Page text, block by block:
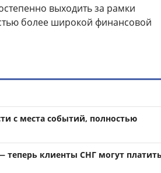
выходить за рамки
более широкой финансовой
с места событий, полностью
теперь клиенты СНГ могут